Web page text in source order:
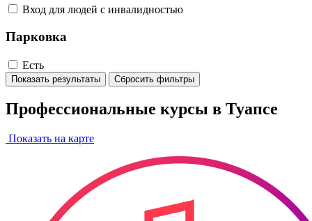
Вход для людей с инвалидностью
Парковка
Есть
Показать результаты Сбросить фильтры
Профессиональные курсы в Туапсе
Показать на карте